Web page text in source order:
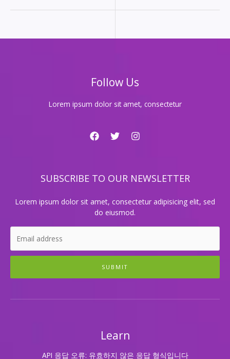
래
는
Follow Us
Lorem ipsum dolor sit amet, consectetur
SUBSCRIBE TO OUR NEWSLETTER
Lorem ipsum dolor sit amet, consectetur adipisicing elit, sed
do eiusmod.
SUBMIT
Learn
API 응답 오류: 유효하지 않은 응답 형식입니다